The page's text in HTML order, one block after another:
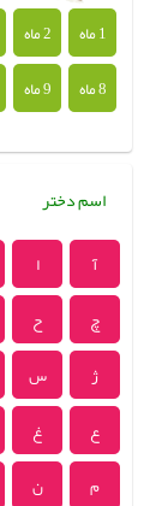
1 ماه 2 ماه
8 ماه
9 ماه
اسم دختر
آ ا
چ
ح
ژ
س
ع
غ
م
ن